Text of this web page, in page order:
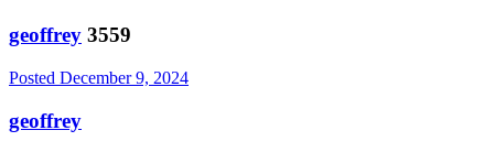
geoffrey 3559
Posted December 9, 2024
geoffrey